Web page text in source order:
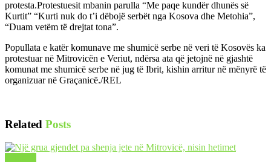
protesta.Protestuesit mbanin parulla “Me paqe kundër dhunës së
Kurtit” “Kurti nuk do t’i dëbojë serbët nga Kosova dhe Metohia”,
“Duam vetëm të drejtat tona”.
Popullata e katër komunave me shumicë serbe në veri të Kosovës ka
protestuar në Mitrovicën e Veriut, ndërsa ata që jetojnë në gjashtë
komunat me shumicë serbe në jug të Ibrit, kishin arritur në mënyrë të
organizuar në Graçanicë./REL
Related Posts